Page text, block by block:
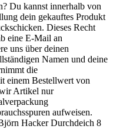
Du kannst innerhalb von
dein gekauftes Produkt
Dieses Recht
eine E-Mail an
uns über deinen
Namen und deine
die
einem Bestellwert von
Artikel nur
aufweisen.
Hacker Durchdeich 8